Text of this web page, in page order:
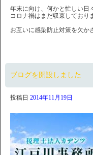
年末に向け、何かと忙しい日
コロナ禍はまだ収束しており
お互いに感染防止対策を欠か
ブログを開設しました
投稿日 2014年11月19日